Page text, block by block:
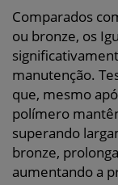
Comparados
ou bronze, os
manutenção.
que, mesmo
polímero
superando
bronze,
aumentando a